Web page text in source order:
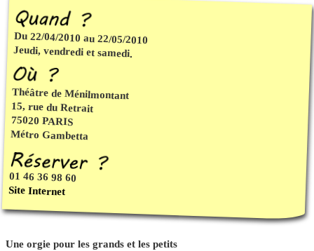
Du 22/04/2010 au 22/05/2010
Jeudi, vendredi et samedi.
Théâtre de Ménilmontant
15, rue du Retrait
75020 PARIS
Métro Gambetta
01 46 36 98 60
Site Internet
Une orgie pour les grands et les petits